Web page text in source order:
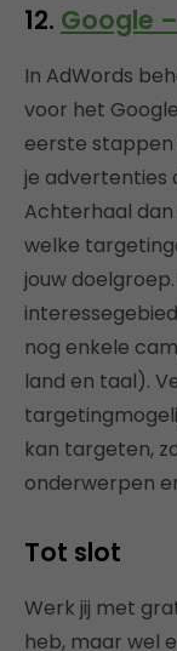
12. Google
In AdWords
voor het
eerste stappen
je advertenties
Achterhaal
welke
jouw
nog enkele
land en taal).
kan targeten,
onderwerpen
Tot slot
Werk jij met
heb, maar wel